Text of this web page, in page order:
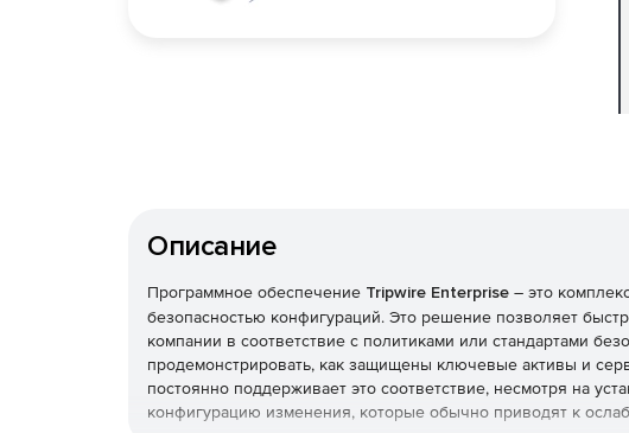
Описание
Программное обеспечение Tripwire Enterprise – это
безопасностью конфигураций. Это решение позволяет
компании в соответствие с политиками или стандартами
продемонстрировать, как защищены ключевые активы и
постоянно поддерживает это соответствие, несмотря на
конфигурацию изменения, которые обычно приводят к